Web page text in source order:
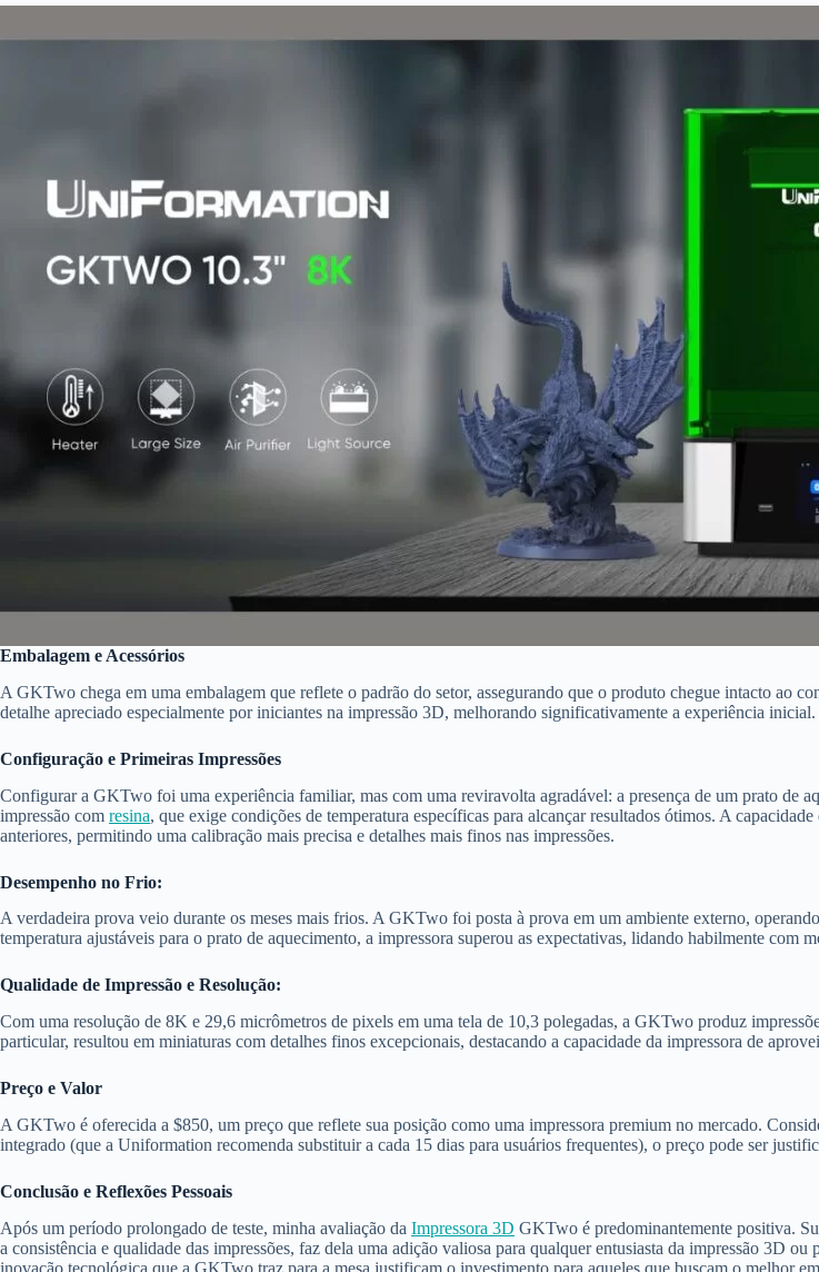
Embalagem e Acessórios
A GKTwo chega em uma embalagem que reflete o padrão do setor, assegurando que o produto chegue intacto ao
detalhe apreciado especialmente por iniciantes na impressão 3D, melhorando significativamente a experiência inicial.
Configuração e Primeiras Impressões
Configurar a GKTwo foi uma experiência familiar, mas com uma reviravolta agradável: a presença de um prato de
impressão com resina, que exige condições de temperatura específicas para alcançar resultados ótimos. A
anteriores, permitindo uma calibração mais precisa e detalhes mais finos nas impressões.
Desempenho no Frio:
A verdadeira prova veio durante os meses mais frios. A GKTwo foi posta à prova em um ambiente externo,
temperatura ajustáveis para o prato de aquecimento, a impressora superou as expectativas, lidando habilmente com
Qualidade de Impressão e Resolução:
Com uma resolução de 8K e 29,6 micrômetros de pixels em uma tela de 10,3 polegadas, a GKTwo produz
particular, resultou em miniaturas com detalhes finos excepcionais, destacando a capacidade da impressora de
Preço e Valor
A GKTwo é oferecida a $850, um preço que reflete sua posição como uma impressora premium no mercado.
integrado (que a Uniformation recomenda substituir a cada 15 dias para usuários frequentes), o preço pode ser
Conclusão e Reflexões Pessoais
Após um período prolongado de teste, minha avaliação da Impressora 3D GKTwo é predominantemente positiva.
a consistência e qualidade das impressões, faz dela uma adição valiosa para qualquer entusiasta da impressão 3D
inovação tecnológica que a GKTwo traz para a mesa justificam o investimento para aqueles que buscam o melhor